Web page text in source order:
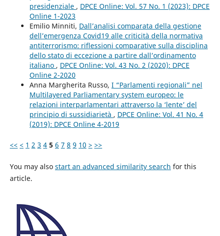
presidenziale , DPCE Online: Vol. 57 No. 1 (2023): DPCE
Online 1-2023
Emilio Minniti, Dall’analisi comparata della gestione
dell’emergenza Covid19 alle criticità della normativa
antiterrorismo: riflessioni comparative sulla disciplina
dello stato di eccezione a partire dall’ordinamento
italiano , DPCE Online: Vol. 43 No. 2 (2020): DPCE
Online 2-2020
Anna Margherita Russo, I “Parlamenti regionali” nel
Multilayered Parliamentary system europeo: le
relazioni interparlamentari attraverso la ‘lente’ del
principio di sussidiarietà , DPCE Online: Vol. 41 No. 4
(2019): DPCE Online 4-2019
<< < 1 2 3 4 5 6 7 8 9 10 > >>
You may also start an advanced similarity search for this
article.